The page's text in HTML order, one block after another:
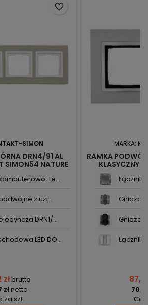
SIMON
DRN4/91 AL
SIMON54 NATURE
te...
z uzi...
DRN1/...
LED DO...
brutto
złnetto
za szt.
favorite_border
MARKA:
RAMKA
KLASYCZNY
Łącznik
Łącznik